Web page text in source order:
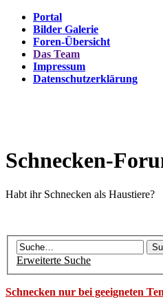
Portal
Bilder Galerie
Foren-Übersicht
Das Team
Impressum
Datenschutzerklärung
Schnecken-
Habt ihr Schnecken als Haustiere?
Erweiterte Suche
Schnecken nur bei geeigneten